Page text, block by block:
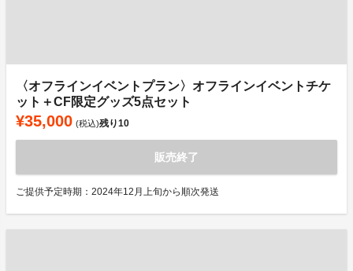
〈オフラインイベントプラン〉オフラインイベントチケ
ット＋CF限定グッズ5点セット
¥35,000 (税込)残り10
販売終了
ご提供予定時期：2024年12月上旬から順次発送